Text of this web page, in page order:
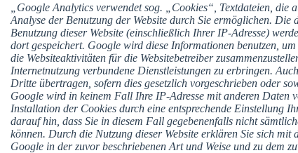
„Google Analytics verwendet sog. „Cookies“, Textdateien,
Analyse der Benutzung der Website durch Sie ermöglichen.
Benutzung dieser Website (einschließlich Ihrer IP-Adresse)
dort gespeichert. Google wird diese Informationen benutzen,
die Websiteaktivitäten für die Websitebetreiber
Internetnutzung verbundene Dienstleistungen zu erbringen.
Dritte übertragen, sofern dies gesetzlich vorgeschrieben oder
Google wird in keinem Fall Ihre IP-Adresse mit anderen Daten
Installation der Cookies durch eine entsprechende Einstellung
darauf hin, dass Sie in diesem Fall gegebenenfalls nicht
können. Durch die Nutzung dieser Website erklären Sie sich
Google in der zuvor beschriebenen Art und Weise und zu dem